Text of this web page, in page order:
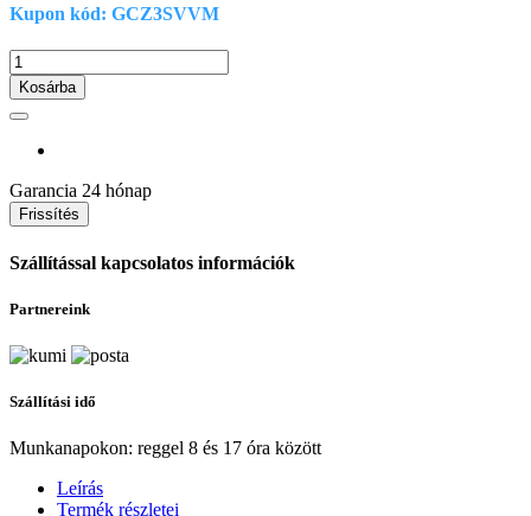
Kupon kód: GCZ3SVVM
Kosárba
Garancia 24 hónap
Szállítással kapcsolatos információk
Partnereink
Szállítási idő
Munkanapokon: reggel 8 és 17 óra között
Leírás
Termék részletei